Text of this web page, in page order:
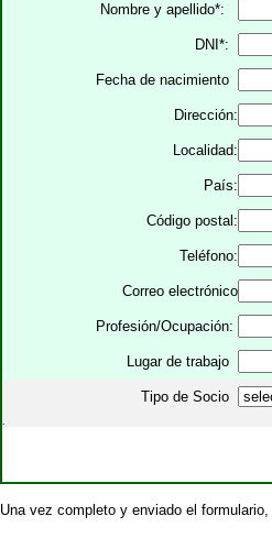
Nombre y apellido*:
DNI*:
Fecha de nacimiento
Dirección:
Localidad:
País:
Código postal:
Teléfono:
Correo electrónico
Profesión/Ocupación:
Lugar de trabajo
Tipo de Socio
Una vez completo y enviado el